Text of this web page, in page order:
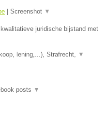
| Screenshot ▼
juridische bijstand met
lening,...), Strafrecht, ▼
posts ▼